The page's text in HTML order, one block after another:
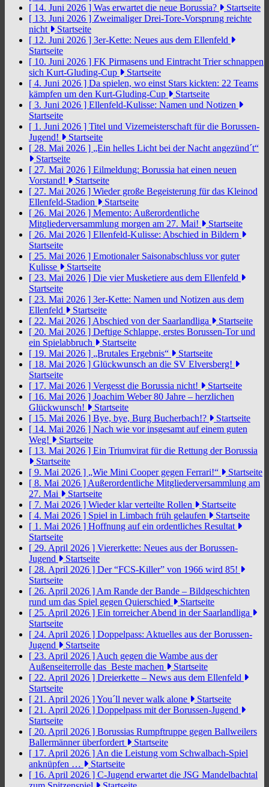
[ 14. Juni 2026 ] Was erwartet die neue Borussia?
Startseite
[ 13. Juni 2026 ] Zweimaliger Drei-Tore-Vorsprung reichte
nicht
Startseite
[ 12. Juni 2026 ] 3er-Kette: Neues aus dem Ellenfeld
Startseite
[ 10. Juni 2026 ] FK Pirmasens und Eintracht Trier schnappen
sich Kurt-Gluding-Cup
Startseite
[ 4. Juni 2026 ] Da spielen, wo einst Stars kickten: 22 Teams
kämpfen um den Kurt-Gluding-Cup
Startseite
[ 3. Juni 2026 ] Ellenfeld-Kulisse: Namen und Notizen
Startseite
[ 1. Juni 2026 ] Titel und Vizemeisterschaft für die Borussen-
Jugend!
Startseite
[ 28. Mai 2026 ] „Ein helles Licht bei der Nacht angezünd´t“
Startseite
[ 27. Mai 2026 ] Eilmeldung: Borussia hat einen neuen
Vorstand!
Startseite
[ 27. Mai 2026 ] Wieder große Begeisterung für das Kleinod
Ellenfeld-Stadion
Startseite
[ 26. Mai 2026 ] Memento: Außerordentliche
Mitgliederversammlung morgen am 27. Mai!
Startseite
[ 26. Mai 2026 ] Ellenfeld-Kulisse: Abschied in Bildern
Startseite
[ 25. Mai 2026 ] Emotionaler Saisonabschluss vor guter
Kulisse
Startseite
[ 23. Mai 2026 ] Die vier Musketiere aus dem Ellenfeld
Startseite
[ 23. Mai 2026 ] 3er-Kette: Namen und Notizen aus dem
Ellenfeld
Startseite
[ 22. Mai 2026 ] Abschied von der Saarlandliga
Startseite
[ 20. Mai 2026 ] Deftige Schlappe, erstes Borussen-Tor und
ein Spielabbruch
Startseite
[ 19. Mai 2026 ] „Brutales Ergebnis“
Startseite
[ 18. Mai 2026 ] Glückwunsch an die SV Elversberg!
Startseite
[ 17. Mai 2026 ] Vergesst die Borussia nicht!
Startseite
[ 16. Mai 2026 ] Joachim Weber 80 Jahre – herzlichen
Glückwunsch!
Startseite
[ 15. Mai 2026 ] Bye, bye, Burg Bucherbach!?
Startseite
[ 14. Mai 2026 ] Nach wie vor insgesamt auf einem guten
Weg!
Startseite
[ 13. Mai 2026 ] Ein Triumvirat für die Rettung der Borussia
Startseite
[ 9. Mai 2026 ] „Wie Mini Cooper gegen Ferrari!“
Startseite
[ 8. Mai 2026 ] Außerordentliche Mitgliederversammlung am
27. Mai
Startseite
[ 7. Mai 2026 ] Wieder klar verteilte Rollen
Startseite
[ 4. Mai 2026 ] Spiel in Limbach früh gelaufen
Startseite
[ 1. Mai 2026 ] Hoffnung auf ein ordentliches Resultat
Startseite
[ 29. April 2026 ] Viererkette: Neues aus der Borussen-
Jugend
Startseite
[ 28. April 2026 ] Der “FCS-Killer” von 1966 wird 85!
Startseite
[ 26. April 2026 ] Am Rande der Bande – Bildgeschichten
rund um das Spiel gegen Quierschied
Startseite
[ 25. April 2026 ] Ein torreicher Abend in der Saarlandliga
Startseite
[ 24. April 2026 ] Doppelpass: Aktuelles aus der Borussen-
Jugend
Startseite
[ 23. April 2026 ] Auch gegen die Wambe aus der
Außenseiterrolle das Beste machen
Startseite
[ 22. April 2026 ] Dreierkette – News aus dem Ellenfeld
Startseite
[ 21. April 2026 ]You´ll never walk alone
Startseite
[ 21. April 2026 ] Doppelpass mit der Borussen-Jugend
Startseite
[ 20. April 2026 ] Borussias Rumpftruppe gegen Ballweilers
Ballermänner überfordert
Startseite
[ 17. April 2026 ] An die Leistung vom Schwalbach-Spiel
anknüpfen …
Startseite
[ 16. April 2026 ] C-Jugend erwartet die JSG Mandelbachtal